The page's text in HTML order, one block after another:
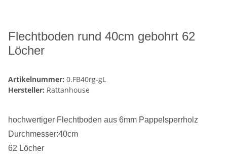
Flechtboden rund 40cm gebohrt 62
Löcher
Artikelnummer: 0.FB40rg-gL
Hersteller: Rattanhouse
hochwertiger Flechtboden aus 6mm Pappelsperrholz
Durchmesser:40cm
62 Löcher